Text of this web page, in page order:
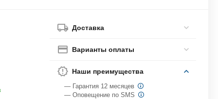
Доставка
Варианты оплаты
Наши преимущества
— Гарантия 12 месяцев
— Оповещение по SMS